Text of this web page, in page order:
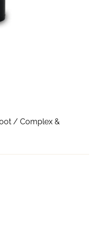
/ Complex &